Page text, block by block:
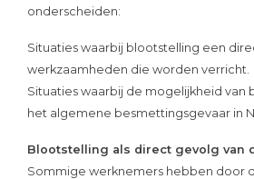
onderscheiden:
Situaties waarbij blootstelling een
werkzaamheden die worden verricht.
Situaties waarbij de mogelijkheid van
het algemene besmettingsgevaar in
Blootstelling als direct gevolg van
Sommige werknemers hebben door